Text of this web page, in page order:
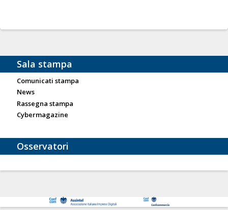
Sala stampa
Comunicati stampa
News
Rassegna stampa
Cybermagazine
Osservatori